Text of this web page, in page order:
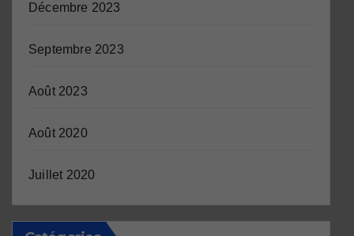
Décembre 2023
Septembre 2023
Août 2023
Août 2020
Juillet 2020